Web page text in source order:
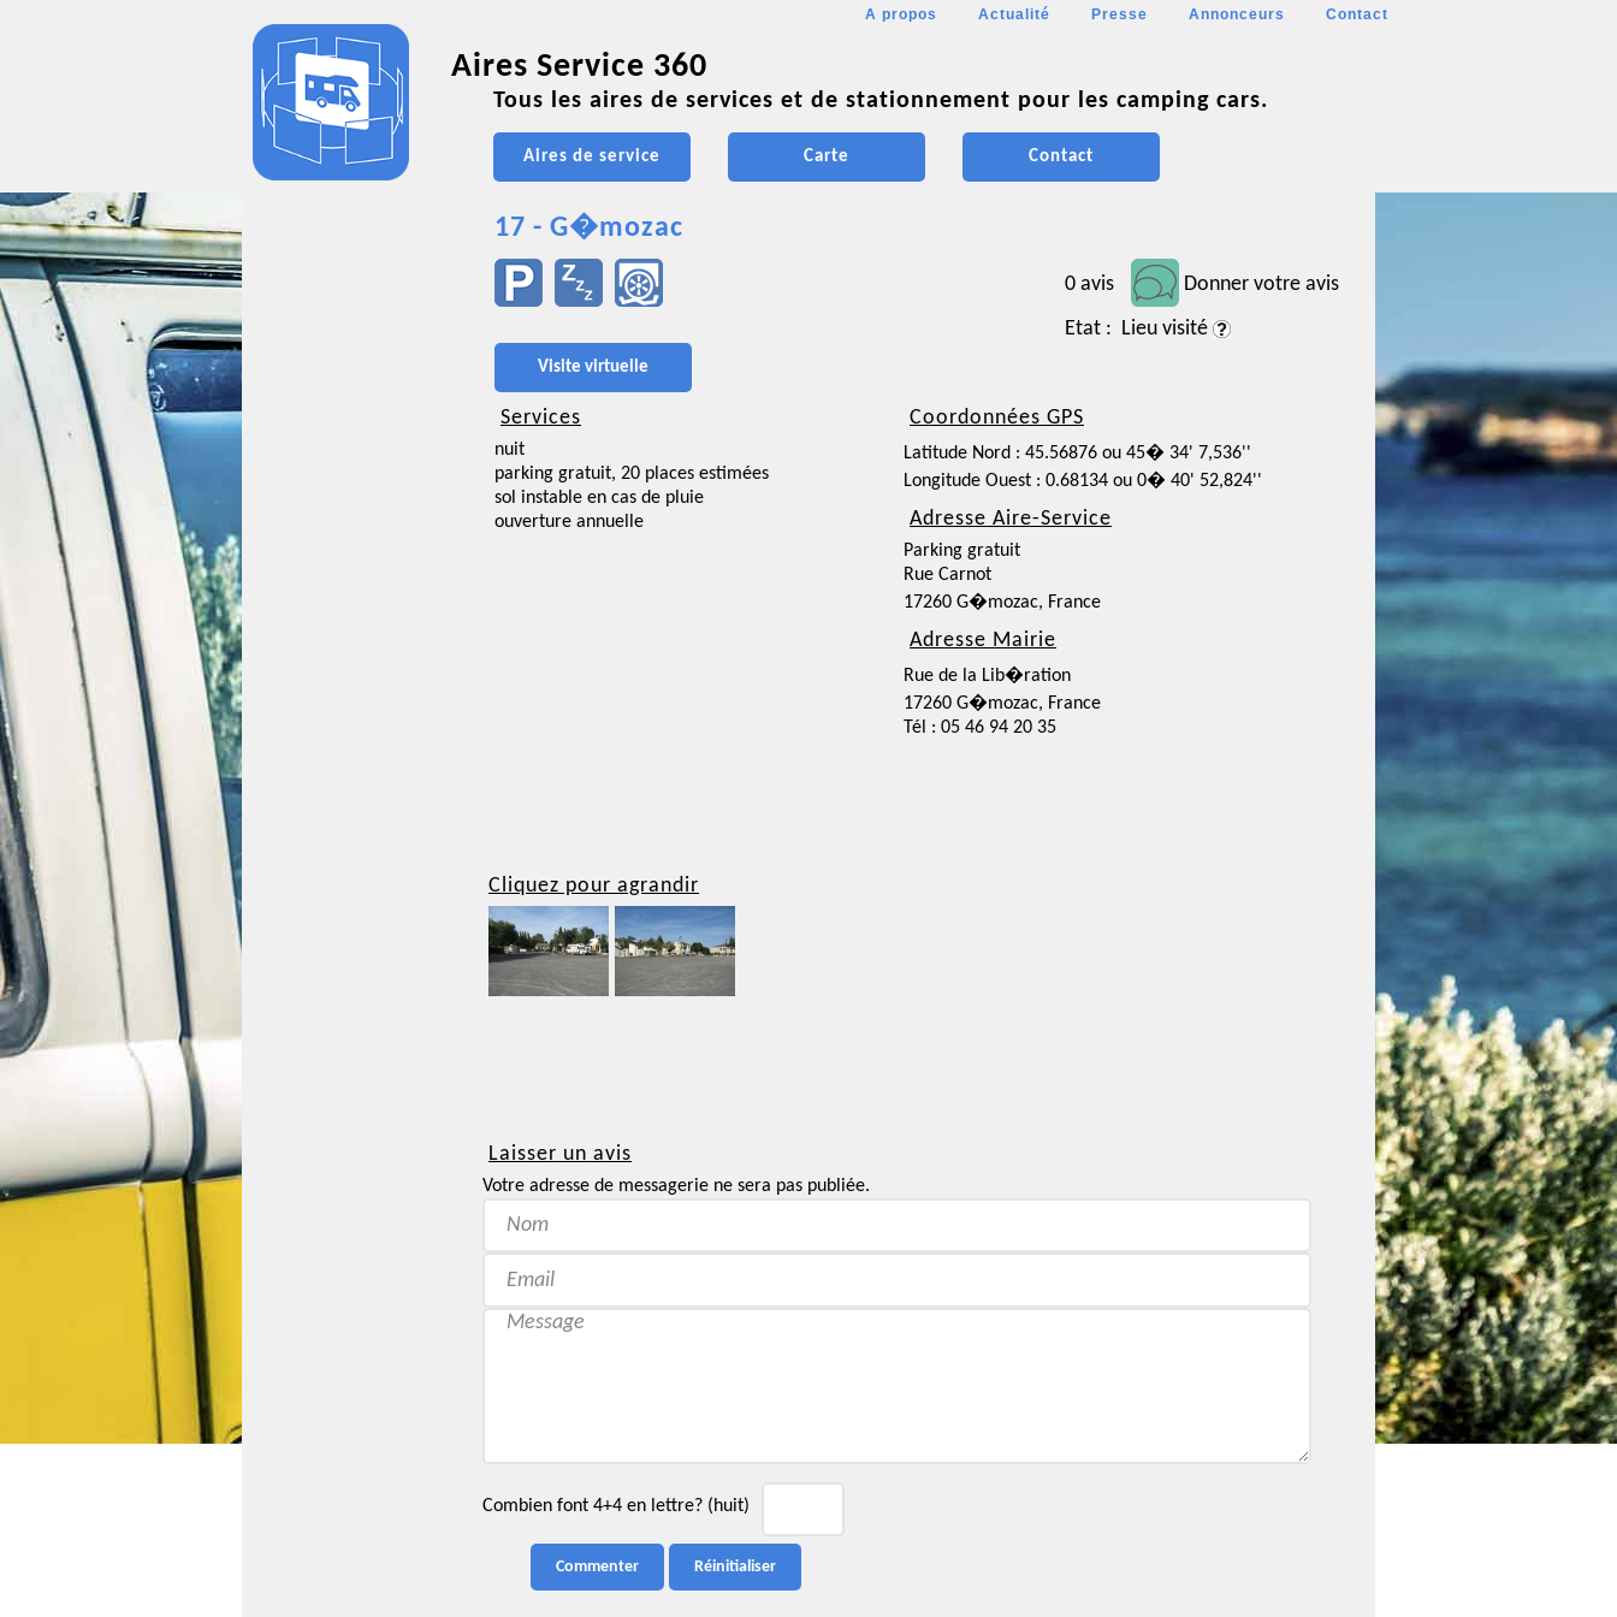
A propos Actualité Presse Annonceurs Contact
Aires Service 360
Tous les aires de services et de stationnement pour les camping cars.
Aires de service Carte Contact
17 - G�mozac
0 avis
Donner votre avis
Etat : Lieu visité
Visite virtuelle
Services
nuit
parking gratuit, 20 places estimées
sol instable en cas de pluie
ouverture annuelle
Coordonnées GPS
Latitude Nord : 45.56876 ou 45� 34' 7,536''
Longitude Ouest : 0.68134 ou 0� 40' 52,824''
Adresse Aire-Service
Parking gratuit
Rue Carnot
17260 G�mozac, France
Adresse Mairie
Rue de la Lib�ration
17260 G�mozac, France
Tél : 05 46 94 20 35
Cliquez pour agrandir
Laisser un avis
Votre adresse de messagerie ne sera pas publiée.
Combien font 4+4 en lettre? (huit)